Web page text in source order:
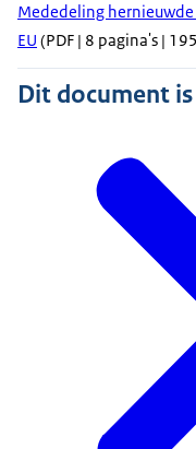
Mededeling
EU (PDF | 8 pagina's |
Dit document